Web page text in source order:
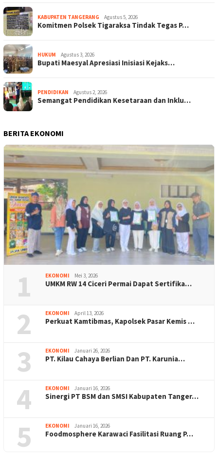
KABUPATEN TANGERANG Agustus 5, 2026
Komitmen Polsek Tigaraksa Tindak Tegas P…
HUKUM Agustus 3, 2026
Bupati Maesyal Apresiasi Inisiasi Kejaks…
PENDIDIKAN Agustus 2, 2026
Semangat Pendidikan Kesetaraan dan Inklu…
BERITA EKONOMI
1 EKONOMI Mei 3, 2026
UMKM RW 14 Ciceri Permai Dapat Sertifika…
2 EKONOMI April 13, 2026
Perkuat Kamtibmas, Kapolsek Pasar Kemis …
3 EKONOMI Januari 26, 2026
PT. Kilau Cahaya Berlian Dan PT. Karunia…
4 EKONOMI Januari 16, 2026
Sinergi PT BSM dan SMSI Kabupaten Tanger…
5 EKONOMI Januari 16, 2026
Foodmosphere Karawaci Fasilitasi Ruang P…